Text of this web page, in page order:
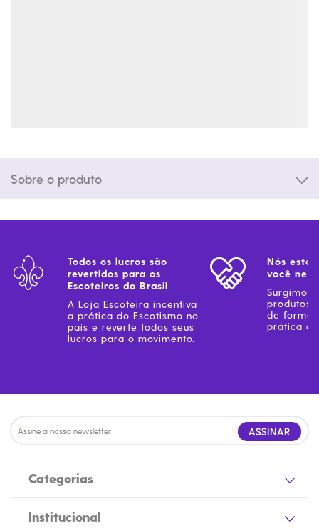
Sobre o produto
Todos os lucros são
revertidos para os
Escoteiros do Brasil
A Loja Escoteira incentiva
a prática do Escotismo no
país e reverte todos seus
lucros para o movimento.
Nós
você
Surgimos
produtos
de forma
prática
ASSINAR
Categorias
Institucional